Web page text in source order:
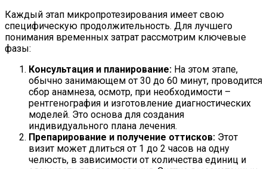
Каждый этап микропротезирования имеет свою
специфическую продолжительность. Для лучшего
понимания временных затрат рассмотрим ключевые
фазы:
Консультация и планирование: На этом этапе,
обычно занимающем от 30 до 60 минут, проводится
сбор анамнеза, осмотр, при необходимости –
рентгенография и изготовление диагностических
моделей. Это основа для создания
индивидуального плана лечения.
Препарирование и получение оттисков: Этот
визит может длиться от 1 до 2 часов на одну
челюсть, в зависимости от количества единиц и